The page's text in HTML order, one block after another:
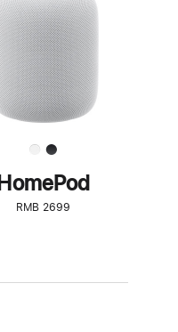
了
解
HomePod<
HomePod
RMB 2699